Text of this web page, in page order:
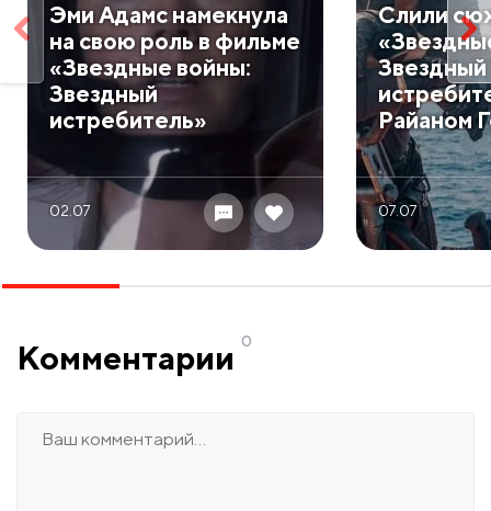
Эми Адамс намекнула
на свою роль в фильме
«Звездные войны:
Звездный
истребитель»
02.07
Слили
Звездный
Райаном
07.07
Комментарии 0